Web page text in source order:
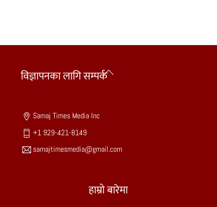
Back
विज्ञापनका लागि सम्पर्क
Samaj Times Media Inc
+1 929-421-8149
samajtimesmedia@gmail.com
हाम्रो बारेमा